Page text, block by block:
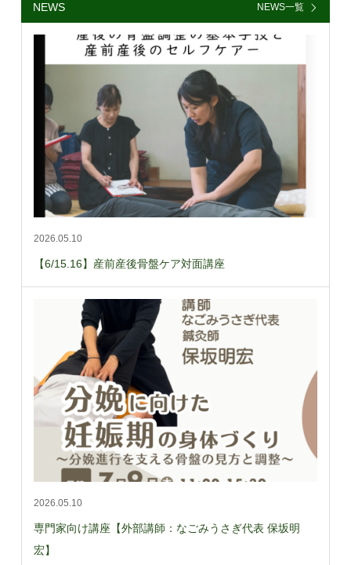
NEWS NEWS一覧
2026.05.10
【6/15.16】産前産後骨盤ケア対面講座
2026.05.10
専門家向け講座【外部講師：なごみうさぎ代表 保坂明
宏】